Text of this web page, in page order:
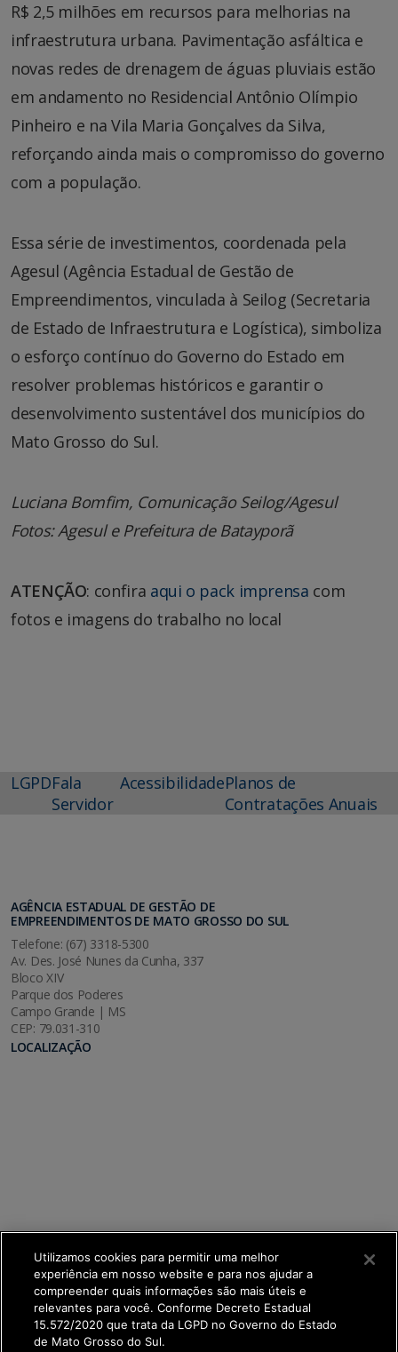
R$ 2,5 milhões em recursos para melhorias na
infraestrutura urbana. Pavimentação asfáltica e
novas redes de drenagem de águas pluviais estão
em andamento no Residencial Antônio Olímpio
Pinheiro e na Vila Maria Gonçalves da Silva,
reforçando ainda mais o compromisso do governo
com a população.
Essa série de investimentos, coordenada pela
Agesul (Agência Estadual de Gestão de
Empreendimentos, vinculada à Seilog (Secretaria
de Estado de Infraestrutura e Logística), simboliza
o esforço contínuo do Governo do Estado em
resolver problemas históricos e garantir o
desenvolvimento sustentável dos municípios do
Mato Grosso do Sul.
Luciana Bomfim, Comunicação Seilog/Agesul
Fotos: Agesul e Prefeitura de Batayporã
ATENÇÃO: confira aqui o pack imprensa com
fotos e imagens do trabalho no local
LGPDFala
Servidor
AcessibilidadePlanos de
Contratações Anuais
AGÊNCIA ESTADUAL DE GESTÃO DE
EMPREENDIMENTOS DE MATO GROSSO DO SUL
Telefone: (67) 3318-5300
Av. Des. José Nunes da Cunha, 337
Bloco XIV
Parque dos Poderes
Campo Grande | MS
CEP: 79.031-310
LOCALIZAÇÃO
Utilizamos cookies para permitir uma melhor
experiência em nosso website e para nos ajudar a
compreender quais informações são mais úteis e
relevantes para você. Conforme Decreto Estadual
15.572/2020 que trata da LGPD no Governo do Estado
de Mato Grosso do Sul.